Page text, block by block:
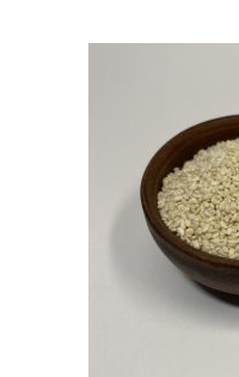
class="more-
class="screen-
</span><span